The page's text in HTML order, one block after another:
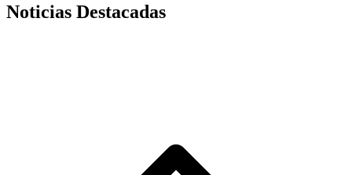
Noticias Destacadas